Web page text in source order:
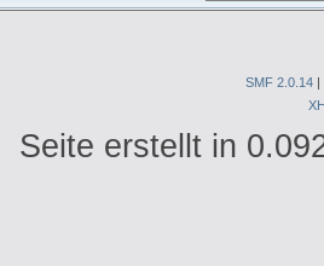
SMF 2.0.14 |
Seite erstellt in